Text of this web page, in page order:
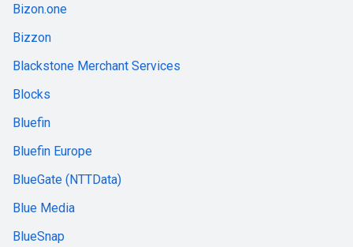
Bizon.one
Bizzon
Blackstone Merchant Services
Blocks
Bluefin
Bluefin Europe
BlueGate (NTTData)
Blue Media
BlueSnap